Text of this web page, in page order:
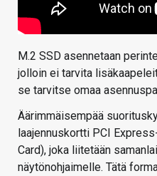
M.2 SSD asennetaan
jolloin ei tarvita
se tarvitse omaa
Äärimmäisempää
laajennuskortti PCI
Card), joka liitetään
näytönohjaimelle. Tätä